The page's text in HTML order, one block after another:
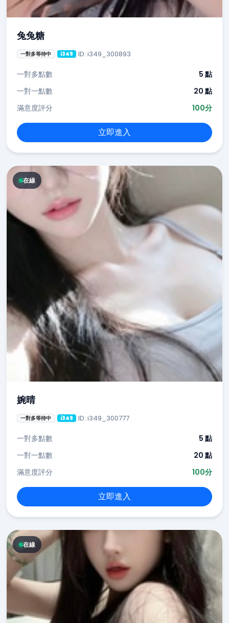
兔兔糖
一對多等待中 i349 ID: i349_300893
一對多點數
5 點
一對一點數
20 點
滿意度評分
100分
立即進入
在線
婉晴
一對多等待中 i349 ID: i349_300777
一對多點數
5 點
一對一點數
20 點
滿意度評分
100分
立即進入
在線